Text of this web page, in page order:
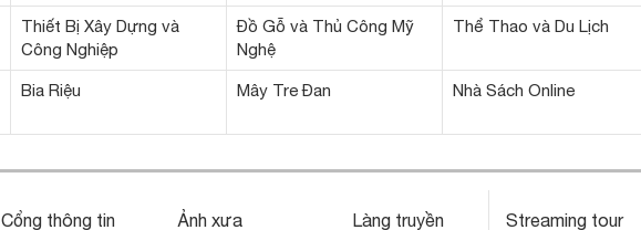
Thiết Bị Xây Dựng và
Công Nghiệp
Đồ Gỗ và Thủ Công Mỹ
Nghệ
Thể Thao và Du Lịch
Bia Riệu Mây Tre Đan Nhà Sách Online
Cổng thông tin Ảnh xưa
Làng truyền
Streaming tour